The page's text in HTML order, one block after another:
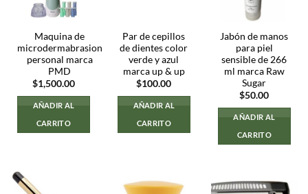
Maquina de
microdermabrasion
personal marca
PMD
$1,500.00
AÑADIR AL
CARRITO
Par de cepillos
de dientes color
verde y azul
marca up & up
$100.00
AÑADIR AL
CARRITO
Jabón de manos
para piel
sensible de 266
ml marca Raw
Sugar
$50.00
AÑADIR AL
CARRITO